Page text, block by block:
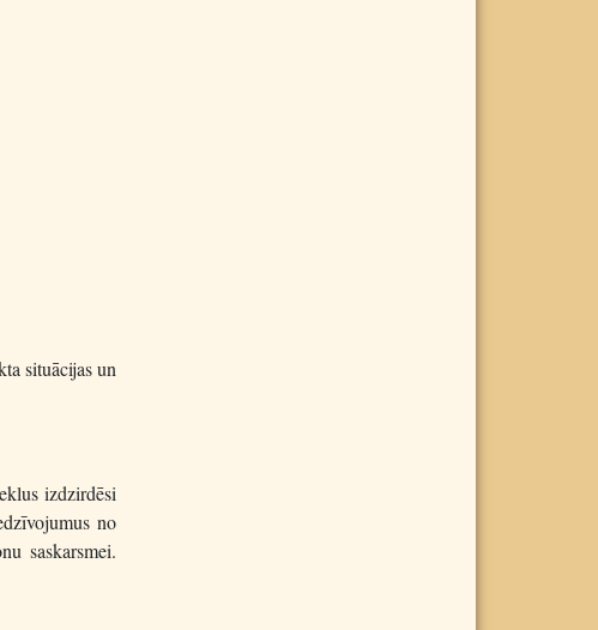
situācijas un
izdzirdēsi
no
saskarsmei.